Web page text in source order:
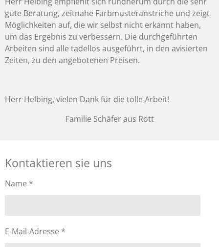
gute Beratung, zeitnahe Farbmusteranstriche und zeigt
Möglichkeiten auf, die wir selbst nicht erkannt haben,
um das Ergebnis zu verbessern. Die durchgeführten
Arbeiten sind alle tadellos ausgeführt, in den avisierten
Zeiten, zu den angebotenen Preisen.
Herr Helbing, vielen Dank für die tolle Arbeit!
Familie Schäfer aus Rott
Kontaktieren sie uns
Name *
E-Mail-Adresse *